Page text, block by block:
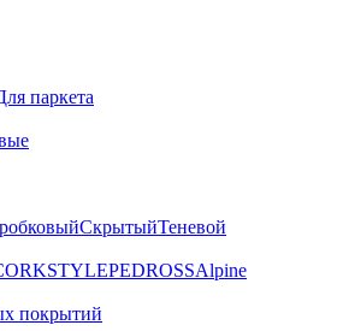
паркета
СкрытыйТеневой
PEDROSSAlpine
покрытий